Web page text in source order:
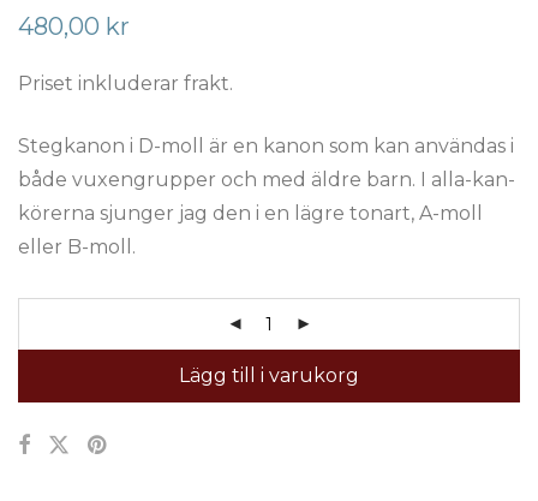
480,00 kr
Priset inkluderar frakt.
Stegkanon i D-moll är en kanon som kan användas i
både vuxengrupper och med äldre barn. I alla-kan-
körerna sjunger jag den i en lägre tonart, A-moll
eller B-moll.
Lägg till i varukorg